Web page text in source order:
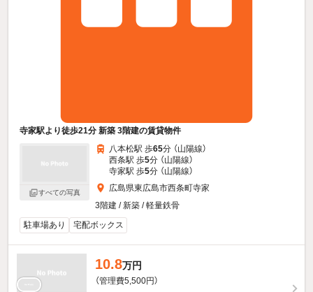
寺家駅より徒歩21分 新築 3階建の賃貸物件
すべての写真
八本松駅 歩65分 （山陽線）
西条駅 歩5分 （山陽線）
寺家駅 歩5分 （山陽線）
広島県東広島市西条町寺家
3階建 / 新築 / 軽量鉄骨
駐車場あり
宅配ボックス
10.8万円
（管理費5,500円）